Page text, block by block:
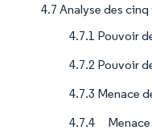
4.7 Analyse des
4.7.1 Pouvoir
4.7.2 Pouvoir
4.7.3 Menace
4.7.4